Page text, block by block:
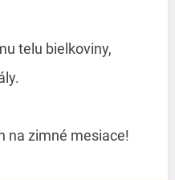
telu bielkoviny,
na zimné mesiace!